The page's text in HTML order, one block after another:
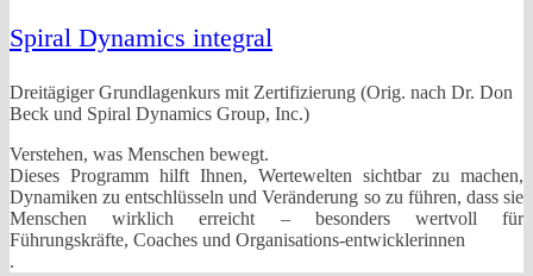
Spiral Dynamics integral
Dreitägiger Grundlagenkurs mit Zertifizierung (Orig. nach Dr. Don
Beck und Spiral Dynamics Group, Inc.)
Verstehen, was Menschen bewegt.
Dieses Programm hilft Ihnen, Wertewelten sichtbar zu machen,
Dynamiken zu entschlüsseln und Veränderung so zu führen, dass sie
Menschen wirklich erreicht – besonders wertvoll für
Führungskräfte, Coaches und Organisations-entwicklerinnen
.